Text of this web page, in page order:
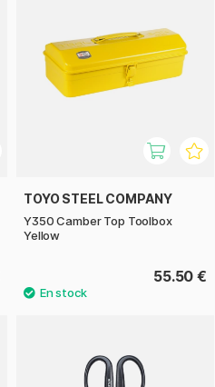
TOYO STEEL COMPANY
Y350 Camber Top Toolbox
Yellow
55.50 €